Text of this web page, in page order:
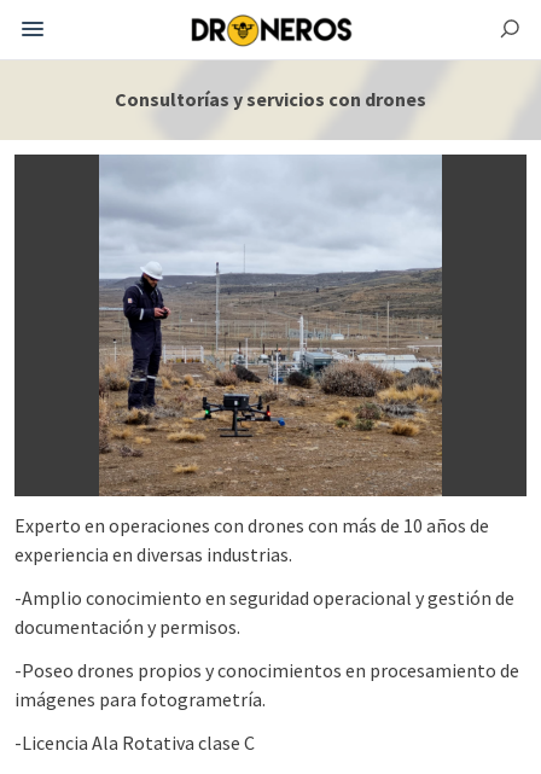
Consultorías y servicios con drones
Experto en operaciones con drones con más de 10 años de
experiencia en diversas industrias.
-Amplio conocimiento en seguridad operacional y gestión de
documentación y permisos.
-Poseo drones propios y conocimientos en procesamiento de
imágenes para fotogrametría.
-Licencia Ala Rotativa clase C